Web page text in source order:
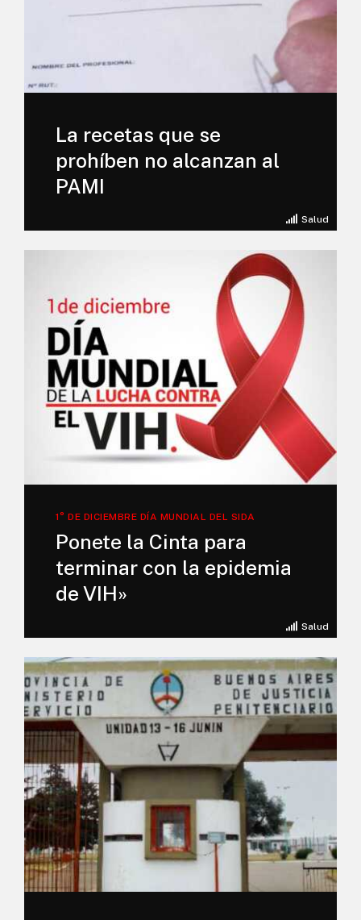
Salud
La recetas que se
prohíben no alcanzan al
PAMI
Salud
1° DE DICIEMBRE DÍA MUNDIAL DEL SIDA
Ponete la Cinta para
terminar con la epidemia
de VIH»